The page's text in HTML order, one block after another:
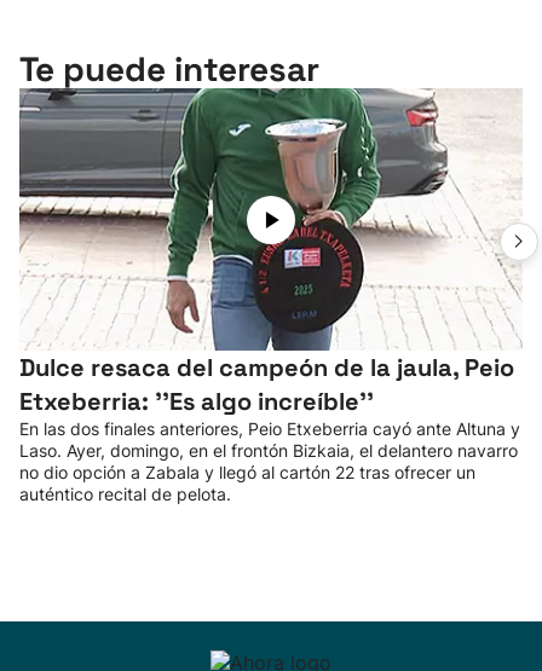
Te puede interesar
Dulce resaca del campeón de la jaula, Peio
Etxeberria: ''Es algo increíble''
En las dos finales anteriores, Peio Etxeberria cayó ante Altuna y
Laso. Ayer, domingo, en el frontón Bizkaia, el delantero navarro
no dio opción a Zabala y llegó al cartón 22 tras ofrecer un
auténtico recital de pelota.